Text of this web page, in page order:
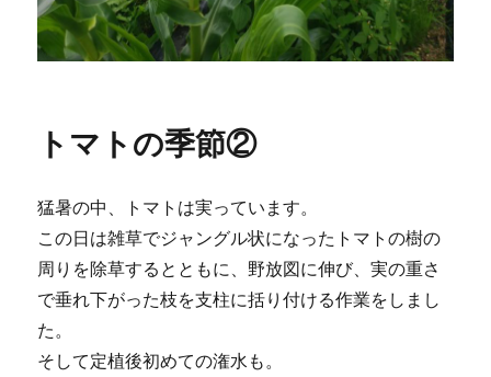
トマトの季節②
猛暑の中、トマトは実っています。
この日は雑草でジャングル状になったトマトの樹の
周りを除草するとともに、野放図に伸び、実の重さ
で垂れ下がった枝を支柱に括り付ける作業をしまし
た。
そして定植後初めての潅水も。